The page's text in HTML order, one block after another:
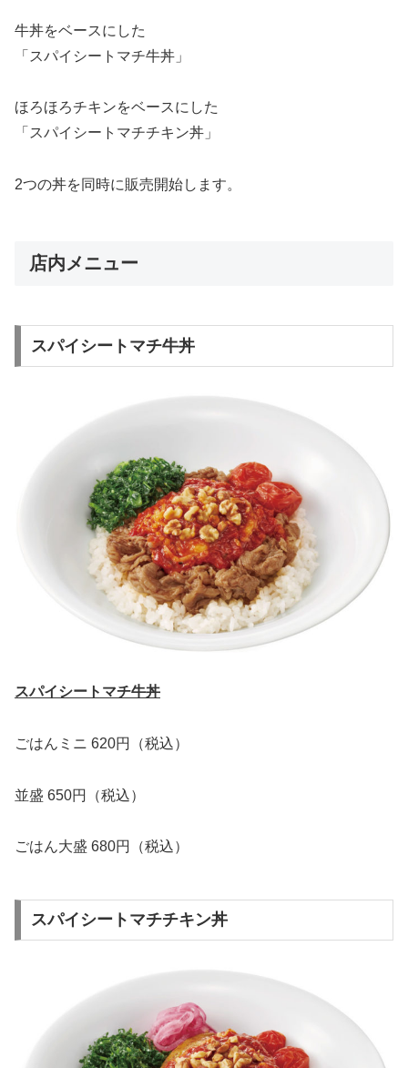
牛丼をベースにした
「スパイシートマチ牛丼」
ほろほろチキンをベースにした
「スパイシートマチチキン丼」
2つの丼を同時に販売開始します。
店内メニュー
スパイシートマチ牛丼
スパイシートマチ牛丼
ごはんミニ 620円（税込）
並盛 650円（税込）
ごはん大盛 680円（税込）
スパイシートマチチキン丼